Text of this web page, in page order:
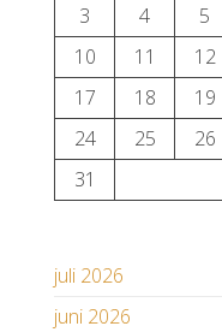
3
4 5
10
11 12
17
18 19
24
25 26
31
juli 2026
juni 2026